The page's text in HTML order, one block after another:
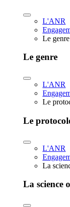
L'ANR
Le genre
Le genre
L'ANR
Le
Le
L'ANR
La
La science